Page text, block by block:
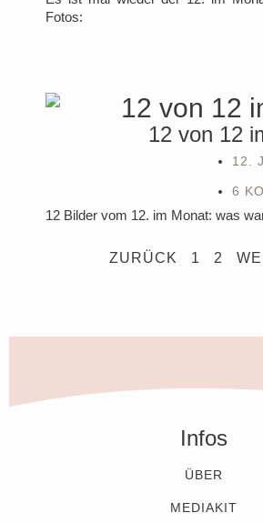
Fotos:
12 von 12
12.
6
12 Bilder vom 12. im Monat: was
ZURÜCK 1 2
Infos
ÜBER
MEDIAKIT